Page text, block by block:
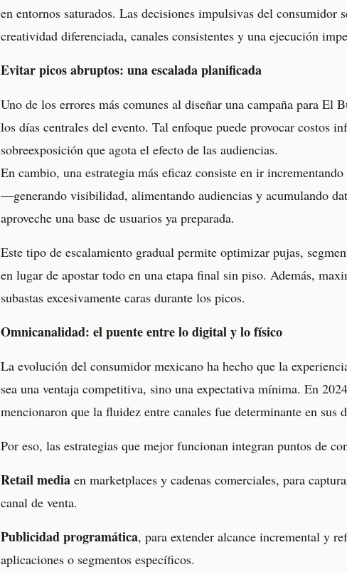
en entornos saturados. Las decisiones impulsivas del consumidor
creatividad diferenciada, canales consistentes y una ejecución
Evitar picos abruptos: una escalada planificada
Uno de los errores más comunes al diseñar una campaña para El
los días centrales del evento. Tal enfoque puede provocar costos
sobreexposición que agota el efecto de las audiencias.
En cambio, una estrategia más eficaz consiste en ir
—generando visibilidad, alimentando audiencias y acumulando
aproveche una base de usuarios ya preparada.
Este tipo de escalamiento gradual permite optimizar pujas,
en lugar de apostar todo en una etapa final sin piso. Además,
subastas excesivamente caras durante los picos.
Omnicanalidad: el puente entre lo digital y lo físico
La evolución del consumidor mexicano ha hecho que la
sea una ventaja competitiva, sino una expectativa mínima. En
mencionaron que la fluidez entre canales fue determinante en sus
Por eso, las estrategias que mejor funcionan integran puntos de
Retail media en marketplaces y cadenas comerciales, para
canal de venta.
Publicidad programática, para extender alcance incremental y
aplicaciones o segmentos específicos.